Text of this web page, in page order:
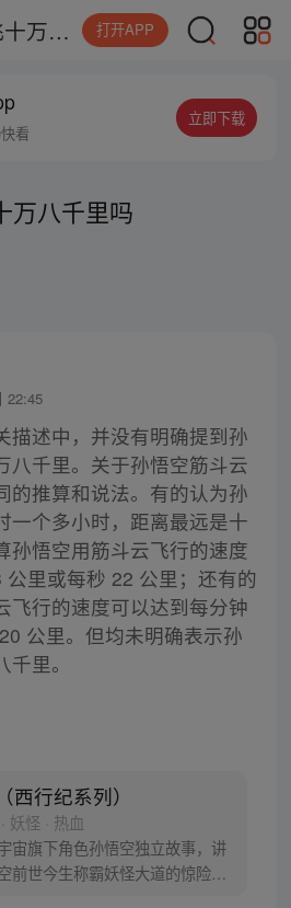
孙悟空一秒能飞十万八千里吗 打开APP
看
立即下载
万八千里吗
22:45
描述中，并没有明确提到孙
八千里。关于孙悟空筋斗云
的推算和说法。有的认为孙
一个多小时，距离最远是十
孙悟空用筋斗云飞行的速度
里或每秒 22 公里；还有的
飞行的速度可以达到每分钟
公里。但均未明确表示孙
里。
西行纪系列）
妖怪 · 热血
宙旗下角色孙悟空独立故事，讲
前世今生称霸妖怪大道的惊险历